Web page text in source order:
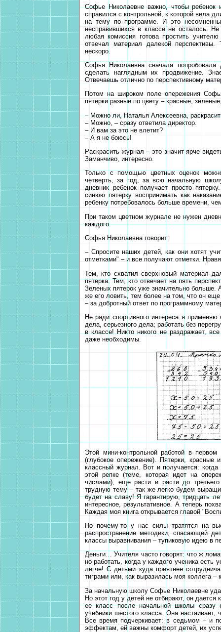
Софье Николаевне важно, чтобы ребенок
справился с контрольной, к которой вела
на тему по программе. И это
несправившихся в классе не осталось.
любая комиссия готова простить
отвечал материал далекой
нескоро.
Софья Николаевна сначала
сделать наглядным их продвижение.
Отвечаешь отлично по перспективному
Потом на широком поле опережения
пятерки разные по цвету – красные,
– Можно ли, Наталья Алексеевна,
– Можно, – сразу ответила директор.
– И вам за это не влетит?
– А я не боюсь!
Раскрасить журнал – это значит ярче
Заманчиво, интересно.
Только с помощью цветных оценок
четверть, за год, за всю начальную
дневник ребенок получает просто
синюю пятерку воспринимать как
ребенку потребовалось больше времени,
При таком цветном журнале не нужен
каждого.
Софья Николаевна говорит:
– Спросите наших детей, как они хотят
отметками" – и все получают отметки.
Тем, кто схватил сверхновый материал
пятерка. Тем, кто отвечает на пять
Зеленых пятерок уже значительно больше.
же его ловить, тем более на том, что он
– за добротный ответ по программному
Не ради спортивного интереса я
дела, серьезного дела; работать без
в классе! Никто никого не раздражает,
даже необходимы.
Этой мини-контрольной работой в
(глубокое опережение). Пятерки,
классный журнал. Вот и получается:
этой репке (теме, которая идет на
числами), еще расти и расти до
трудную тему – так же легко будем
будет на славу! Я гарантирую, тридцать
интересное, результативное. А теперь
Каждая моя книга открывается главой
Но почему-то у нас силы тратятся на
распространение методики, спасающей
классы выравнивания – тупиковую идею в
Деньги… Учителя часто говорят: что ж
но работать, когда у каждого ученика есть
легче! С детьми куда приятнее
тиграми или, как выразилась моя коллега –
За начальную школу Софье Николаевне
Но этот год у детей не отбирают, он
ее класс после начальной школы сразу
учебники шестого класса. Она
Все время подчеркивает: в седьмом – и
эффектам, ей важны комфорт детей, их